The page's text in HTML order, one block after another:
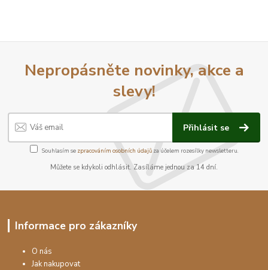
Nepropásněte novinky, akce a
slevy!
Přihlásit se
Souhlasím se zpracováním osobních údajůza účelem rozesílky newsletteru.
Můžete se kdykoli odhlásit. Zasíláme jednou za 14 dní.
Informace pro zákazníky
O nás
Jak nakupovat